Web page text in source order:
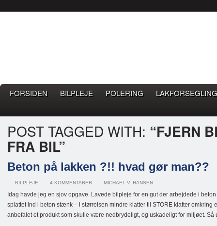
FORSIDEN BILPLEJE POLERING
POST TAGGED WITH: “FJERN
FRA BIL”
Beton på lakken ?!! hvad gør man??
BILPLEJE 4 KOMMENTARER MICHAEL V. HANSEN.
Idag havde jeg en sjov opgave. Lavede bilpleje for en gut der arbejdede i
splattet ind i beton stænk – i størrelsen mindre klatter til STORE klatter omkring
anbefalet et produkt som skulle være nedbrydeligt, og uskadeligt for miljøet.